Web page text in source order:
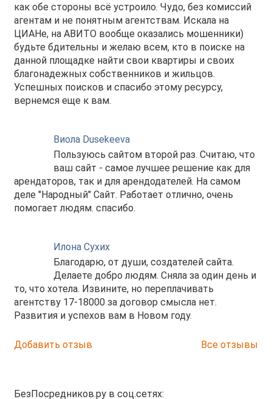
как обе стороны всё устроило. Чудо, без комиссий
агентам и не понятным агентствам. Искала на
ЦИАНе, на АВИТО вообще оказались мошенники)
будьте бдительны и желаю всем, кто в поиске на
данной площадке найти свои квартиры и своих
благонадежных собственников и жильцов.
Успешных поисков и спасибо этому ресурсу,
вернемся еще к вам.
Виола Dusekeeva
Пользуюсь сайтом второй раз. Считаю, что
ваш сайт - самое лучшее решение как для
арендаторов, так и для арендодателей. На самом
деле "Народный" Сайт. Работает отлично, очень
помогает людям. спасибо.
Илона Сухих
Благодарю, от души, создателей сайта.
Делаете добро людям. Сняла за один день и
то, что хотела. Извините, но переплачивать
агентству 17-18000 за договор смысла нет.
Развития и успехов вам в Новом году.
Добавить отзыв Все отзывы
БезПосредников.ру в соц.сетях: